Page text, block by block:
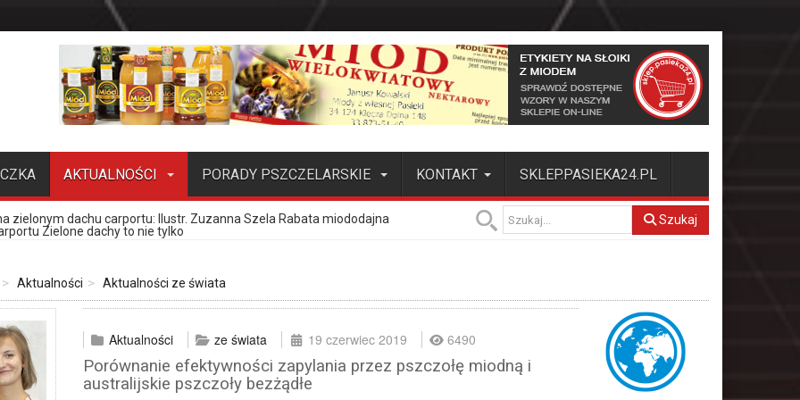
AKTUALNOŚCI PORADY PSZCZELARSKIE KONTAKT SKLEP.PASIEKA24.PL
cz. 4.
Jerzym Woykeprodukt pszczeli
zielonym dachu carportu: Ilustr. Zuzanna Szela Rabata miododajna
Zielone dachy to nie tylko
brzoskwinie i migdały jako pożytek dla
potencjalny zamiennik grochodrzewu
sierpień 2026)
matki pszczele, pakiety, odkłady (lipiec-sierpień 2026)
informacje o kontroli działalności pasiecznej,
to zło?skomplikowane problemy bez wcześniejszego treningu
próba ratowania rodziny czy jawne ich niezadowolenie?
jakości produktów pszczelich? Szukaj
Aktualności Aktualności ze świata
Aktualności ze świata 19 czerwiec 2019 6490
Porównanie efektywności zapylania przez pszczołę miodną i
australijskie pszczoły bezżądłe